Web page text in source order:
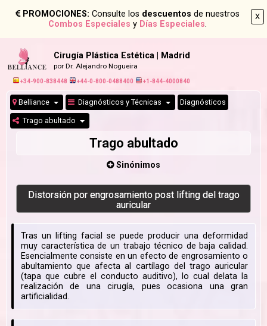
X
PROMOCIONES: Consulte los descuentos de nuestros
Combos Especiales y Días Especiales.
Cirugía Plástica Estética | Madrid
por Dr. Alejandro Nogueira
+34-900-838448 +44-0-800-0488400 +1-844-4000840
Belliance Diagnósticos y Técnicas Diagnósticos
Trago abultado
Trago abultado
Sinónimos
Distorsión por engrosamiento post lifting del trago
auricular
Tras un lifting facial se puede producir una deformidad
muy característica de un trabajo técnico de baja calidad.
Esencialmente consiste en un efecto de engrosamiento o
abultamiento que afecta al cartílago del trago auricular
(tapa que cubre el conducto auditivo), lo cual delata la
realización de una cirugía, pues ocasiona una gran
artificialidad.